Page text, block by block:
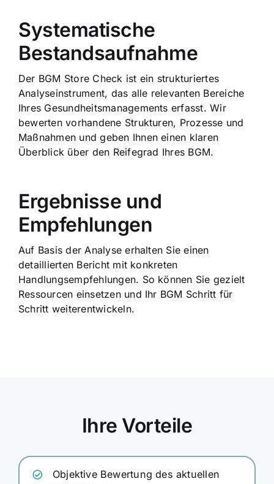
Systematische
Bestandsaufnahme
Der BGM Store Check ist ein strukturiertes
Analyseinstrument, das alle relevanten Bereiche
Ihres Gesundheitsmanagements erfasst. Wir
bewerten vorhandene Strukturen, Prozesse und
Maßnahmen und geben Ihnen einen klaren
Überblick über den Reifegrad Ihres BGM.
Ergebnisse und
Empfehlungen
Auf Basis der Analyse erhalten Sie einen
detaillierten Bericht mit konkreten
Handlungsempfehlungen. So können Sie gezielt
Ressourcen einsetzen und Ihr BGM Schritt für
Schritt weiterentwickeln.
Ihre Vorteile
Objektive Bewertung des aktuellen